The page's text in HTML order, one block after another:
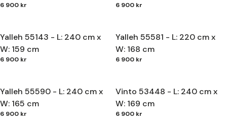
6 900 kr 6 900 kr
Yalleh 55143 - L: 240 cm x
W: 159 cm
6 900 kr
Yalleh 55581 - L: 220 cm x
W: 168 cm
6 900 kr
Yalleh 55590 - L: 240 cm x
W: 165 cm
6 900 kr
Vinto 53448 - L: 240 cm x
W: 169 cm
6 900 kr